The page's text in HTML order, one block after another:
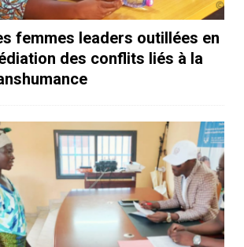
femmes leaders outillées en
des conflits liés à la